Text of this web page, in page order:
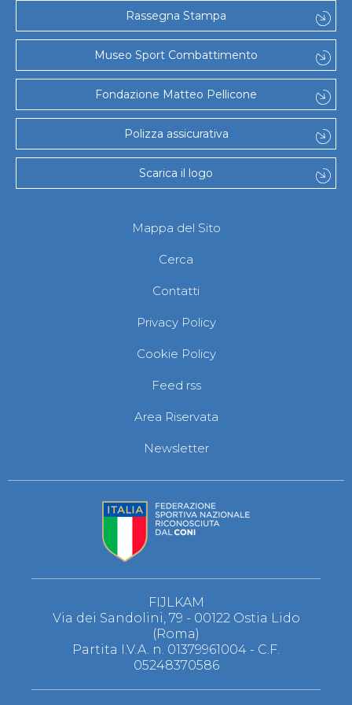
Albi Federali
Arbitri
Lotta
La disciplina
News
Gare e Risultati
Attività Didattica
Albi Federali
Karate
La disciplina
News
Gare e Risultati
Albi Federali
Arti marziali
Aikido
Ju Jitsu
Sumo
Capoeira
Grappling
BJJ
Pancrazio/Pankration
S'istrumpa
News
Calendario Attività
Difesa Personale MGA
La disciplina
News
Merchandising
Contatti
News
Cookies Accept
Newsletter
Webinar
Corsi Monotematici
Corsi di Specializzazione
Corsi FIJLKAM-FISDIR
Corsi Preparatore Fisico
Edutraining class - Didattica infantile
Corso Direttore di Gara
Rassegna Stampa
Museo Sport Combattimento
Fondazione Matteo Pellicone
Polizza assicurativa
Scarica il logo
Mappa del Sito
Cerca
Contatti
Privacy Policy
Cookie Policy
Feed rss
Area Riservata
Newsletter
FIJLKAM
Via dei Sandolini, 79 - 00122 Ostia Lido
(Roma)
Partita I.V.A. n. 01379961004 - C.F.
05248370586